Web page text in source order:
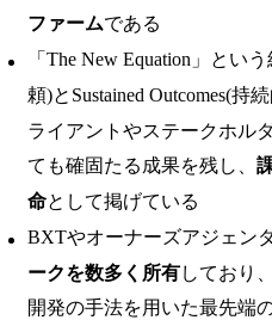
ファームである
「The New Equation」とい
頼)とSustained Outcomes(持
ライアントやステークホル
ても確固たる成果を残し、
命として掲げている
BXTやオーナーズアジェン
ークを数多く所有しており
開発の手法を用いた最先端